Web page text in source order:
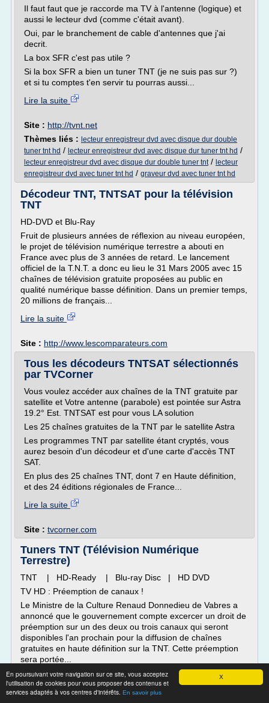
X
En poursuivant votre navigation sur ce site, vous acceptez
l'utilisation de cookies pour vous proposer des contenus et
services adaptés à vos centres d'intérêts. En savoir plus
Il faut faut que je raccorde ma TV à l'antenne (logique) et
aussi le lecteur dvd (comme c'était avant).
Oui, par le branchement de cable d'antennes que j'ai
decrit.
La box SFR c'est pas utile ?
Si la box SFR a bien un tuner TNT (je ne suis pas sur ?)
et si tu comptes t'en servir tu pourras aussi...
Lire la suite
Site : http://tvnt.net
Thèmes liés : lecteur enregistreur dvd avec disque dur double
tuner tnt hd / lecteur enregistreur dvd avec disque dur tuner tnt hd /
lecteur enregistreur dvd avec disque dur double tuner tnt/ lecteur
enregistreur dvd avec tuner tnt hd / graveur dvd avec tuner tnt hd
Décodeur TNT, TNTSAT pour la télévision
TNT
HD-DVD et Blu-Ray
Fruit de plusieurs années de réflexion au niveau européen,
le projet de télévision numérique terrestre a abouti en
France avec plus de 3 années de retard. Le lancement
officiel de la T.N.T. a donc eu lieu le 31 Mars 2005 avec 15
chaînes de télévision gratuite proposées au public en
qualité numérique basse définition. Dans un premier temps,
20 millions de français...
Lire la suite
Site : http://www.lescomparateurs.com
Tous les décodeurs TNTSAT sélectionnés
par TVCorner
Vous voulez accéder aux chaînes de la TNT gratuite par
satellite et Votre antenne (parabole) est pointée sur Astra
19.2° Est. TNTSAT est pour vous LA solution
Les 25 chaînes gratuites de la TNT par le satellite Astra
Les programmes TNT par satellite étant cryptés, vous
aurez besoin d'un décodeur et d'une carte d'accès TNT
SAT.
En plus des 25 chaînes TNT, dont 7 en Haute définition,
et des 24 éditions régionales de France...
Lire la suite
Site : tvcorner.com
Tuners TNT (Télévision Numérique
Terrestre)
TNT | HD-Ready | Blu-ray Disc | HD DVD
TV HD : Préemption de canaux !
Le Ministre de la Culture Renaud Donnedieu de Vabres a
annoncé que le gouvernement compte excercer un droit de
préemption sur un des deux ou trois canaux qui seront
disponibles l'an prochain pour la diffusion de chaînes
gratuites en haute définition sur la TNT. Cette préemption
sera portée...
Lire la suite